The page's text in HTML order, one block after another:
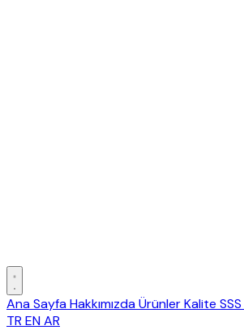
Ana SayfaHakkımızdaÜrünlerKalite SSS
TR ENAR